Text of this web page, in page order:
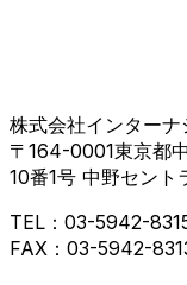
株式会社インター
〒164-0001東京都
10番1号 中野セン
TEL：03-5942-
FAX：03-5942-